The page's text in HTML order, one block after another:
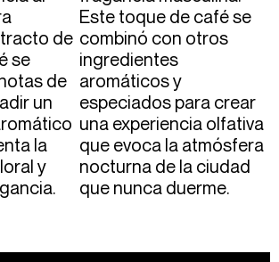
de
se
de
un
la
y
Este toque de café se
combinó con otros
ingredientes
aromáticos y
especiados para crear
una experiencia olfativa
que evoca la atmósfera
nocturna de la ciudad
que nunca duerme.